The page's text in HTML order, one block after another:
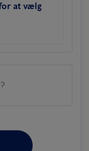
at vælg